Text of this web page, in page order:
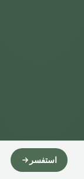
استفسر